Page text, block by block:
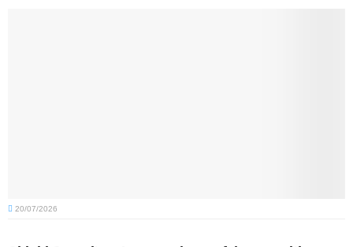
20/07/2026